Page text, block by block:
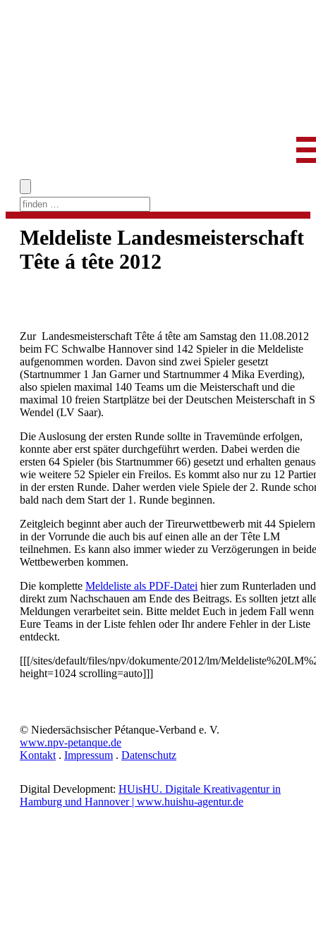
Skip
content
Meldeliste Landesmeisterschaft
Tête á tête 2012
Zur Landesmeisterschaft Tête á tête am Samstag den 11.08.2012
beim FC Schwalbe Hannover sind 142 Spieler in die Meldeliste
aufgenommen worden. Davon sind zwei Spieler gesetzt
(Startnummer 1 Jan Garner und Startnummer 4 Mika Everding),
also spielen maximal 140 Teams um die Meisterschaft und die
maximal 10 freien Startplätze bei der Deutschen Meisterschaft in
Wendel (LV Saar).
Die Auslosung der ersten Runde sollte in Travemünde erfolgen,
konnte aber erst später durchgeführt werden. Dabei werden die
ersten 64 Spieler (bis Startnummer 66) gesetzt und erhalten
wie weitere 52 Spieler ein Freilos. Es kommt also nur zu 12
in der ersten Runde. Daher werden viele Spiele der 2. Runde
bald nach dem Start der 1. Runde beginnen.
Zeitgleich beginnt aber auch der Tireurwettbewerb mit 44 Spielern
in der Vorrunde die auch bis auf einen alle an der Tête LM
teilnehmen. Es kann also immer wieder zu Verzögerungen in
Wettbewerben kommen.
Die komplette Meldeliste als PDF-Datei hier zum Runterladen und
direkt zum Nachschauen am Ende des Beitrags. Es sollten jetzt
Meldungen verarbeitet sein. Bitte meldet Euch in jedem Fall wenn
Eure Teams in der Liste fehlen oder Ihr andere Fehler in der Liste
entdeckt.
[[[/sites/default/files/npv/dokumente/2012/lm/
height=1024 scrolling=auto]]]
© Niedersächsischer Pétanque-Verband e. V.
www.npv-petanque.de
Kontakt . Impressum . Datenschutz
Digital Development: HUisHU. Digitale Kreativagentur in
Hamburg und Hannover | www.huishu-agentur.de